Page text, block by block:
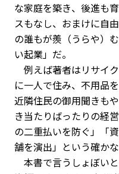
な家庭を築き、後進も
スもなし、おまけに自
の誰もが羨（うらや）
い起業」だ。
例えば著者はリサイ
に一人で住み、不用品
近隣住民の御用聞きも
き当たりばったりの経
の二重払いを防ぐ」「
舗を演出」という確か
本書で言うしょぼい